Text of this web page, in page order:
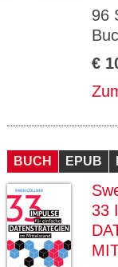
96
€
BUCH EPUB
33